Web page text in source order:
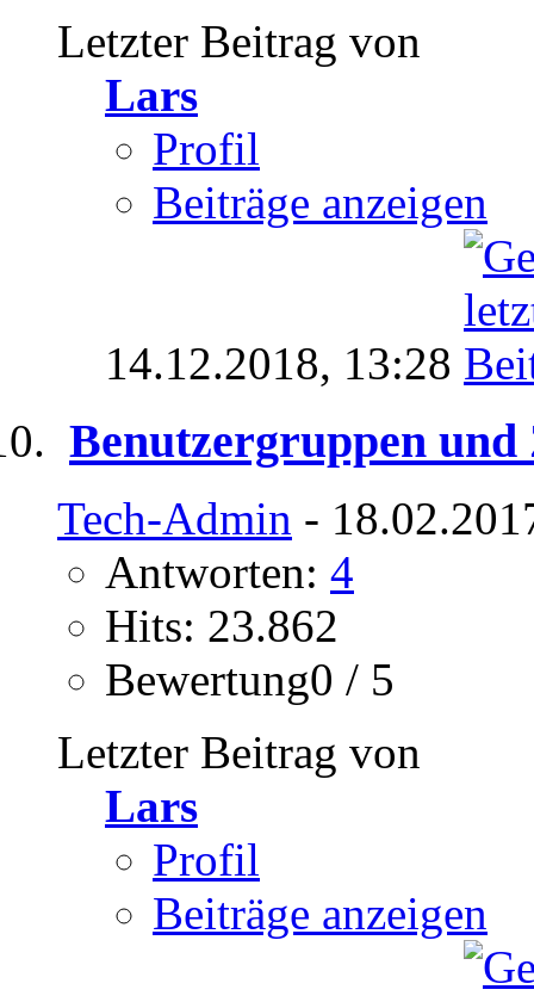
Letzter Beitrag von
Lars
Profil
Beiträge anzeigen
14.12.2018, 13:28
Benutzergruppen
Tech-Admin -
Antworten: 4
Hits: 23.862
Bewertung0 / 5
Letzter Beitrag von
Lars
Profil
Beiträge anzeigen